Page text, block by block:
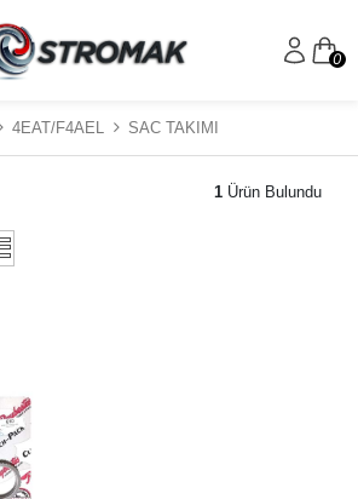
0
4EAT/F4AEL SAC TAKIMI
1 Ürün Bulundu